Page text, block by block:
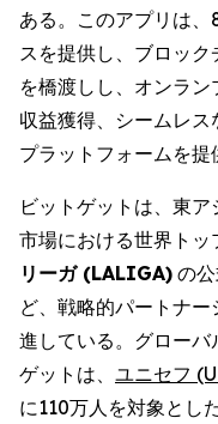
ある。このアプリは
スを提供し、ブロッ
を橋渡しし、オンラン
収益獲得、シームレ
プラットフォームを提
ビットゲットは、東
市場における世界ト
リーガ (LALIGA) の
ど、戦略的パートナ
進している。グローバ
ゲットは、 ユニセフ
に110万人を対象とし